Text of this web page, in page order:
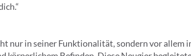
nur in seiner Funktionalität, sondern vor allem